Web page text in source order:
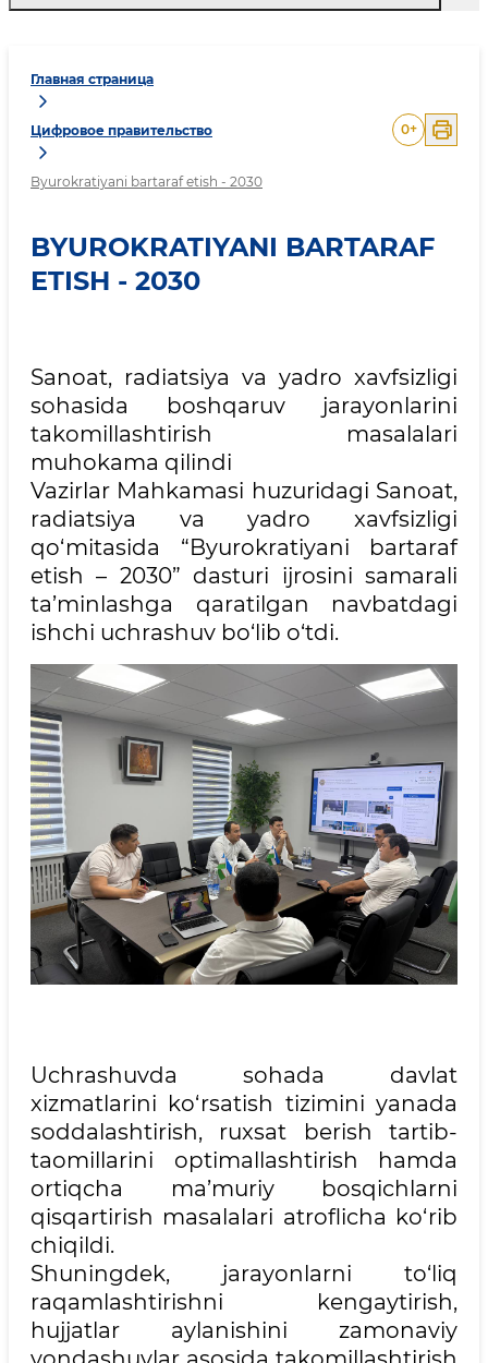
Главная страница
Цифровое правительство
Byurokratiyani bartaraf etish - 2030
0+
BYUROKRATIYANI BARTARAF
ETISH - 2030
Sanoat, radiatsiya va yadro xavfsizligi
sohasida boshqaruv jarayonlarini
takomillashtirish masalalari
muhokama qilindi
Vazirlar Mahkamasi huzuridagi Sanoat,
radiatsiya va yadro xavfsizligi
qo‘mitasida “Byurokratiyani bartaraf
etish – 2030” dasturi ijrosini samarali
ta’minlashga qaratilgan navbatdagi
ishchi uchrashuv bo‘lib o‘tdi.
Uchrashuvda sohada davlat
xizmatlarini ko‘rsatish tizimini yanada
soddalashtirish, ruxsat berish tartib-
taomillarini optimallashtirish hamda
ortiqcha ma’muriy bosqichlarni
qisqartirish masalalari atroflicha ko‘rib
chiqildi.
Shuningdek, jarayonlarni to‘liq
raqamlashtirishni kengaytirish,
hujjatlar aylanishini zamonaviy